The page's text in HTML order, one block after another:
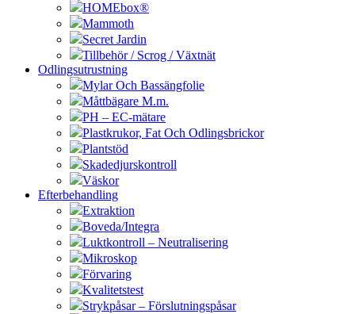
HOMEbox®
Mammoth
Secret Jardin
Tillbehör / Scrog / Växtnät
Odlingsutrustning
Mylar Och Bassängfolie
Måttbägare M.m.
PH – EC-mätare
Plastkrukor, Fat Och Odlingsbrickor
Plantstöd
Skadedjurskontroll
Väskor
Efterbehandling
Extraktion
Boveda/Integra
Luktkontroll – Neutralisering
Mikroskop
Förvaring
Kvalitetstest
Strykpåsar – Förslutningspåsar